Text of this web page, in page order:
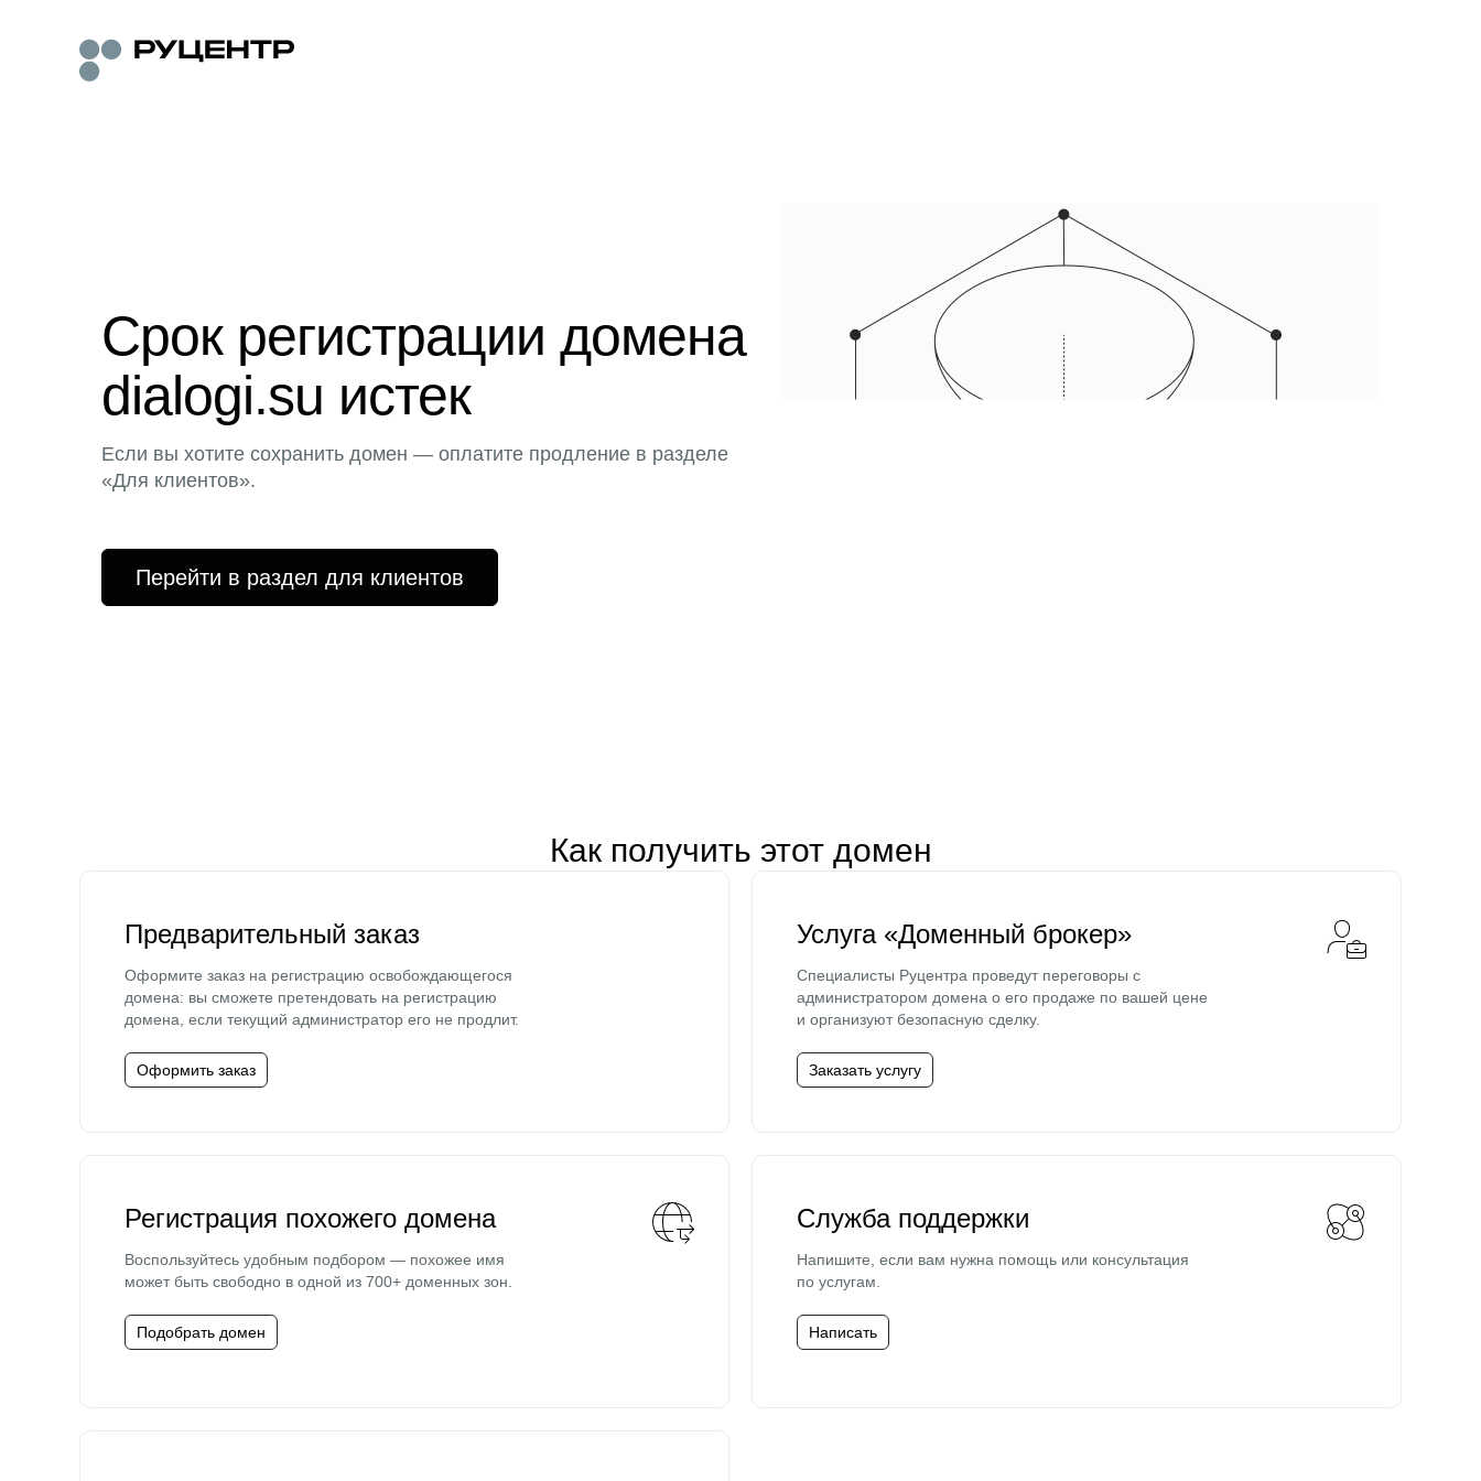
Срок регистрации домена
dialogi.su истек
Если вы хотите сохранить домен — оплатите продление в разделе
«Для клиентов».
Перейти в раздел для клиентов
Как получить этот домен
Предварительный заказ
Оформите заказ на регистрацию освобождающегося
домена: вы сможете претендовать на регистрацию
домена, если текущий администратор его не продлит.
Оформить заказ
Услуга «Доменный брокер»
Специалисты Руцентра проведут переговоры с
администратором домена о его продаже по вашей цене
и организуют безопасную сделку.
Заказать услугу
Регистрация похожего домена
Воспользуйтесь удобным подбором — похожее имя
может быть свободно в одной из 700+ доменных зон.
Подобрать домен
Служба поддержки
Напишите, если вам нужна помощь или консультация
по услугам.
Написать